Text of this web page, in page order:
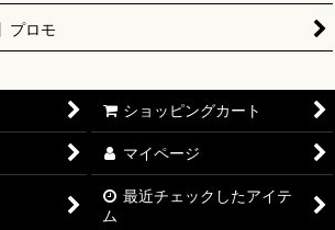
プロモ
ショッピングカート
マイページ
最近チェックしたアイテ
ム